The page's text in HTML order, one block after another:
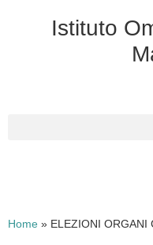
Istituto
Home » ELEZIONI ORGANI